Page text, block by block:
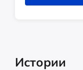
Истории